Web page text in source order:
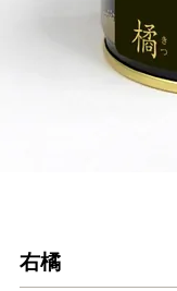
右橘